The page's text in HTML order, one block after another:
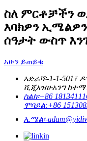
ስለ ምርቶቻችን
እባክዎን ኢሜልዎን
ሰዓታት ውስጥ
አሁን ይጠይቁ
አድራሻ፡-1-1-501፣
ሺጂአዝሁአንግ
ስልክ፡+86
ሞባይል:+86
ኢሜል፡-